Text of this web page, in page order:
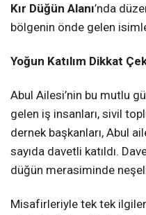
Kır Düğün Alanı’nda
bölgenin önde gelen
Yoğun Katılım Dikkat
Abul Ailesi’nin bu mutlu
gelen iş insanları, sivil
dernek başkanları, Abul
sayıda davetli katıldı.
düğün merasiminde
Misafirleriyle tek tek